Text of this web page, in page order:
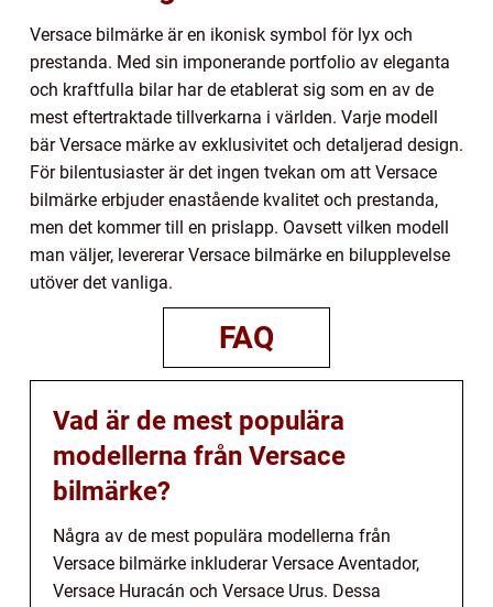
Versace bilmärke är en ikonisk symbol för lyx och
prestanda. Med sin imponerande portfolio av eleganta
och kraftfulla bilar har de etablerat sig som en av de
mest eftertraktade tillverkarna i världen. Varje modell
bär Versace märke av exklusivitet och detaljerad design.
För bilentusiaster är det ingen tvekan om att Versace
bilmärke erbjuder enastående kvalitet och prestanda,
men det kommer till en prislapp. Oavsett vilken modell
man väljer, levererar Versace bilmärke en bilupplevelse
utöver det vanliga.
FAQ
Vad är de mest populära
modellerna från Versace
bilmärke?
Några av de mest populära modellerna från
Versace bilmärke inkluderar Versace Aventador,
Versace Huracán och Versace Urus. Dessa